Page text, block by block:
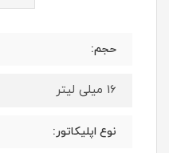
حجم:
16 میلی لیتر
نوع اپلیکاتور: